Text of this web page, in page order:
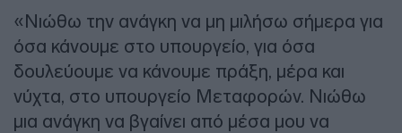
«Νιώθω την ανάγκη να μη μιλήσω σήμερα για
όσα κάνουμε στο υπουργείο, για όσα
δουλεύουμε να κάνουμε πράξη, μέρα και
νύχτα, στο υπουργείο Μεταφορών. Νιώθω
μια ανάγκη να βγαίνει από μέσα μου να